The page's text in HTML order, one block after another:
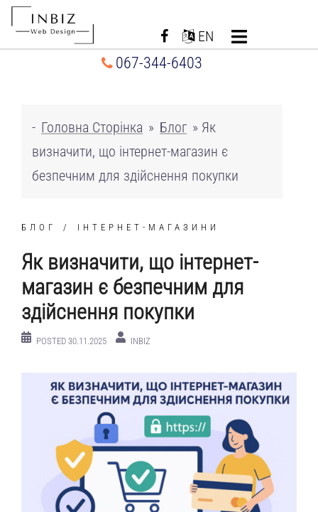
Перейти
EN
067-344-6403
- Головна Сторінка » Блог » Як
визначити, що інтернет-магазин є
безпечним для здійснення покупки
БЛОГ ІНТЕРНЕТ-МАГАЗИНИ
Як визначити, що інтернет-
магазин є безпечним для
здійснення покупки
POSTED 30.11.2025 INBIZ